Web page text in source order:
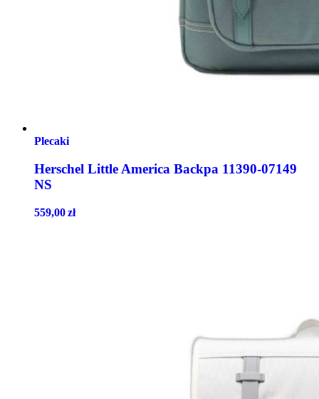
Plecaki
Herschel Little America Backpa 11390-07149
NS
559,00zł